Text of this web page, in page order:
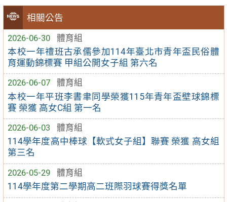
相關公告
2026-06-30
體育組
本校一年禮班古承儒參加114年臺北市青年盃民俗體
育運動錦標賽 甲組公開女子組 第六名
2026-06-07
體育組
本校一年平班李書聿同學榮獲115年青年盃壁球錦標
賽 榮獲 高女C組 第一名
2026-06-03
體育組
114學年度高中棒球【軟式女子組】聯賽 榮獲 高女組
第三名
2026-05-29
體育組
114學年度第二學期高二班際羽球賽得獎名單